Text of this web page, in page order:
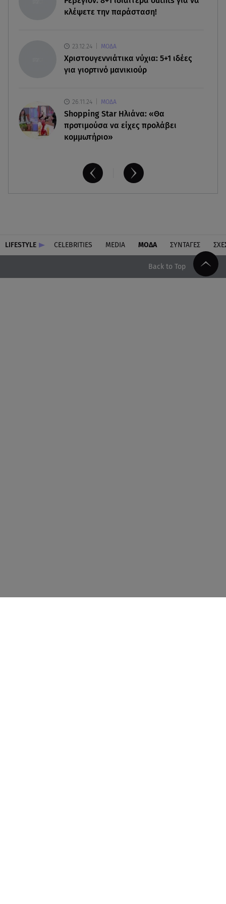
ατομικές βόμβες
«Ισλαμικό ΝΑΤΟ»: Πώς επηρεάζεται η Ελλάδα
από τη νέα συμμαχία
κλέψετε την παράσταση!
23.12.24 ΜΟΔΑ
Χριστουγεννιάτικα νύχια: 5+1 ιδέες
για γιορτινό μανικιούρ
26.11.24 ΜΟΔΑ
Shopping Star Ηλιάνα: «Θα
προτιμούσα να είχες προλάβει
κομμωτήριο»
LIFESTYLE CELEBRITIES MEDIA ΜΟΔΑ ΣΥΝΤΑΓΕΣ
Back to Top